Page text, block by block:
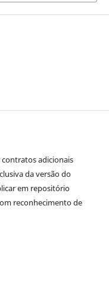
adicionais
da versão do
em repositório
reconhecimento de